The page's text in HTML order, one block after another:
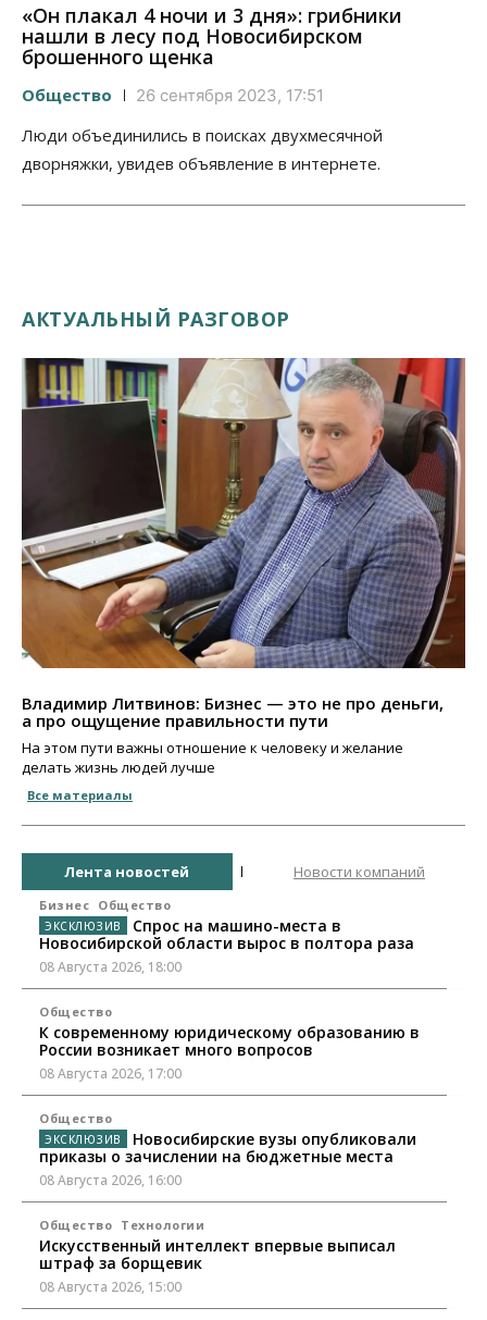
«Он плакал 4 ночи и 3 дня»: грибники
нашли в лесу под Новосибирском
брошенного щенка
Общество 26 сентября 2023, 17:51
Люди объединились в поисках двухмесячной
дворняжки, увидев объявление в интернете.
АКТУАЛЬНЫЙ РАЗГОВОР
Владимир Литвинов: Бизнес — это не про деньги,
а про ощущение правильности пути
На этом пути важны отношение к человеку и желание
делать жизнь людей лучше
Все материалы
Лента новостей Новости компаний
Бизнес Общество
Спрос на машино-места в
Новосибирской области вырос в полтора раза
08 Августа 2026, 18:00
Общество
К современному юридическому образованию в
России возникает много вопросов
08 Августа 2026, 17:00
Общество
Новосибирские вузы опубликовали
приказы о зачислении на бюджетные места
08 Августа 2026, 16:00
Общество Технологии
Искусственный интеллект впервые выписал
штраф за борщевик
08 Августа 2026, 15:00